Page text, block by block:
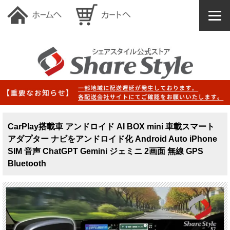
CarPlay搭載車 アンドロイド AI BOX mini 車載スマート
アダプター ナビをアンドロイド化 Android Auto iPhone
SIM 音声 ChatGPT Gemini ジェミニ 2画面 無線 GPS
Bluetooth